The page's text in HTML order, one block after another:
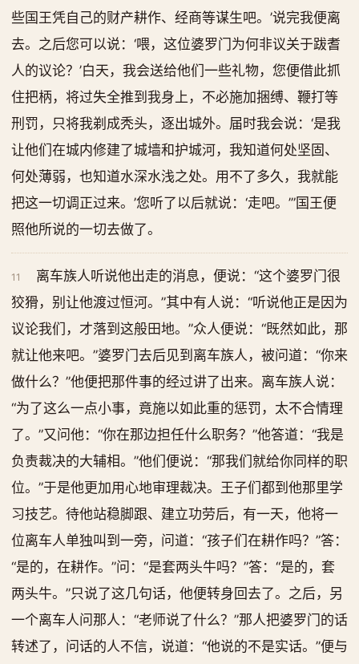
些国王凭自己的财产耕作、经商等谋生吧。’说完我便离
去。之后您可以说：‘喂，这位婆罗门为何非议关于跋耆
人的议论？’白天，我会送给他们一些礼物，您便借此抓
住把柄，将过失全推到我身上，不必施加捆缚、鞭打等
刑罚，只将我剃成秃头，逐出城外。届时我会说：‘是我
让他们在城内修建了城墙和护城河，我知道何处坚固、
何处薄弱，也知道水深水浅之处。用不了多久，我就能
把这一切调正过来。’您听了以后就说：‘走吧。’”国王便
照他所说的一切去做了。
11
离车族人听说他出走的消息，便说：“这个婆罗门很
狡猾，别让他渡过恒河。”其中有人说：“听说他正是因为
议论我们，才落到这般田地。”众人便说：“既然如此，那
就让他来吧。”婆罗门去后见到离车族人，被问道：“你来
做什么？”他便把那件事的经过讲了出来。离车族人说：
“为了这么一点小事，竟施以如此重的惩罚，太不合情理
了。”又问他：“你在那边担任什么职务？”他答道：“我是
负责裁决的大辅相。”他们便说：“那我们就给你同样的职
位。”于是他更加用心地审理裁决。王子们都到他那里学
习技艺。待他站稳脚跟、建立功劳后，有一天，他将一
位离车人单独叫到一旁，问道：“孩子们在耕作吗？”答：
“是的，在耕作。”问：“是套两头牛吗？”答：“是的，套
两头牛。”只说了这几句话，他便转身回去了。之后，另
一个离车人问那人：“老师说了什么？”那人把婆罗门的话
转述了，问话的人不信，说道：“他说的不是实话。”便与